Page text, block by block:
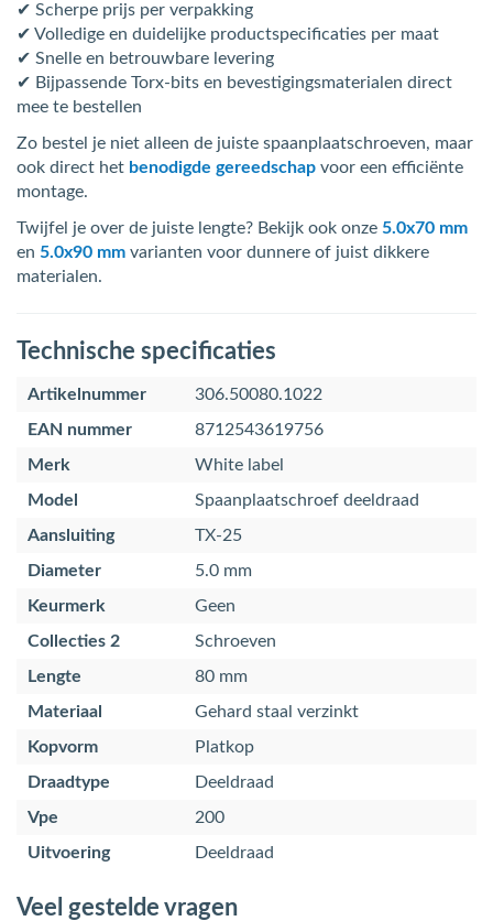
✔ Scherpe prijs per verpakking
✔ Volledige en duidelijke productspecificaties per maat
✔ Snelle en betrouwbare levering
✔ Bijpassende Torx-bits en bevestigingsmaterialen direct
mee te bestellen
Zo bestel je niet alleen de juiste spaanplaatschroeven, maar
ook direct het benodigde gereedschap voor een efficiënte
montage.
Twijfel je over de juiste lengte? Bekijk ook onze 5.0x70 mm
en 5.0x90 mm varianten voor dunnere of juist dikkere
materialen.
Technische specificaties
Artikelnummer
306.50080.1022
EAN nummer
8712543619756
Merk
White label
Model
Spaanplaatschroef deeldraad
Aansluiting
TX-25
Diameter
5.0 mm
Keurmerk
Geen
Collecties 2
Schroeven
Lengte
80 mm
Materiaal
Gehard staal verzinkt
Kopvorm
Platkop
Draadtype
Deeldraad
Vpe
200
Uitvoering
Deeldraad
Veel gestelde vragen